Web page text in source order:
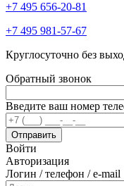
+7 495 656-20-81
+7 495 981-57-67
Круглосуточно без
Обратный звонок
Введите ваш номер
Войти
Авторизация
Логин / телефон / e-mail